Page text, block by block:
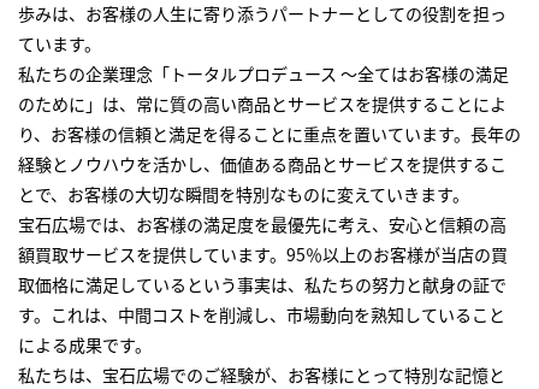
歩みは、お客様の人生に寄り添うパートナーとしての役割を担っ
ています。
私たちの企業理念「トータルプロデュース ～全てはお客様の満足
のために」は、常に質の高い商品とサービスを提供することによ
り、お客様の信頼と満足を得ることに重点を置いています。長年の
経験とノウハウを活かし、価値ある商品とサービスを提供するこ
とで、お客様の大切な瞬間を特別なものに変えていきます。
宝石広場では、お客様の満足度を最優先に考え、安心と信頼の高
額買取サービスを提供しています。95％以上のお客様が当店の買
取価格に満足しているという事実は、私たちの努力と献身の証で
す。これは、中間コストを削減し、市場動向を熟知していること
による成果です。
私たちは、宝石広場でのご経験が、お客様にとって特別な記憶と